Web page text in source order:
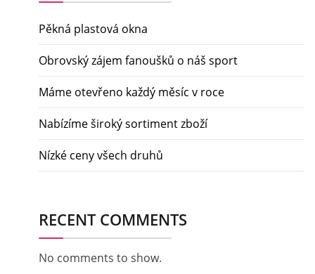
Pěkná plastová okna
Obrovský zájem fanoušků o náš sport
Máme otevřeno každý měsíc v roce
Nabízíme široký sortiment zboží
Nízké ceny všech druhů
RECENT COMMENTS
No comments to show.